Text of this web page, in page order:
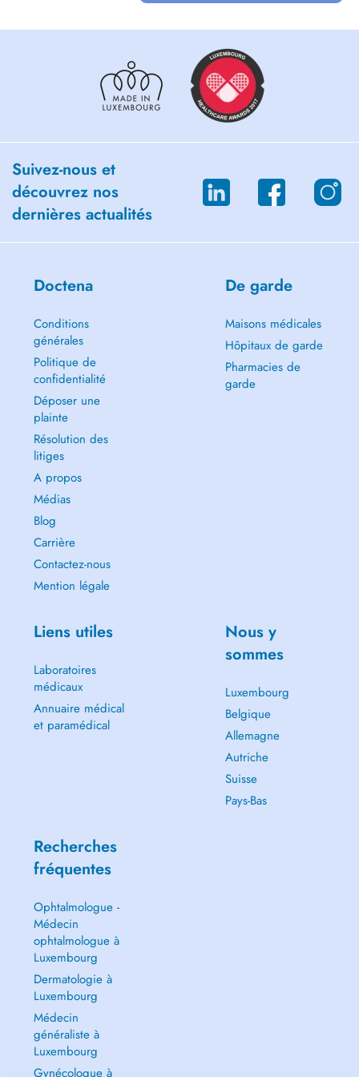
Suivez-nous et
découvrez nos
dernières actualités
Doctena
Conditions
générales
Politique de
confidentialité
Déposer une
plainte
Résolution des
litiges
A propos
Médias
Blog
Carrière
Contactez-nous
Mention légale
De garde
Maisons médicales
Hôpitaux de garde
Pharmacies de
garde
Liens utiles
Laboratoires
médicaux
Annuaire médical
et paramédical
Nous y
sommes
Luxembourg
Belgique
Allemagne
Autriche
Suisse
Pays-Bas
Recherches
fréquentes
Ophtalmologue -
Médecin
ophtalmologue à
Luxembourg
Dermatologie à
Luxembourg
Médecin
généraliste à
Luxembourg
Gynécologue à